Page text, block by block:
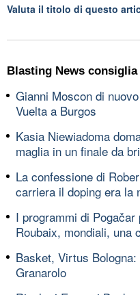
Valuta il titolo di questo
Blasting News consiglia
Gianni Moscon di
Vuelta a Burgos
Kasia Niewiadoma
maglia in un finale da
La confessione di
carriera il doping era la
I programmi di
Roubaix, mondiali, una
Basket, Virtus
Granarolo